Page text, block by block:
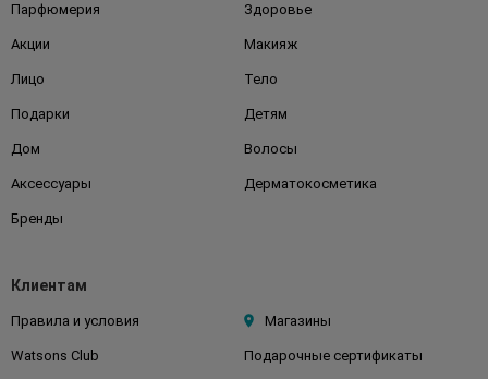
Парфюмерия Здоровье
Акции Макияж
Лицо Тело
Подарки Детям
Дом Волосы
Аксессуары Дерматокосметика
Бренды
Клиентам
Правила и условия Магазины
Watsons Club Подарочные сертификаты